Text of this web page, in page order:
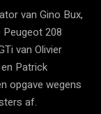
van Gino Bux,
208
van Olivier
Patrick
opgave wegens
af.